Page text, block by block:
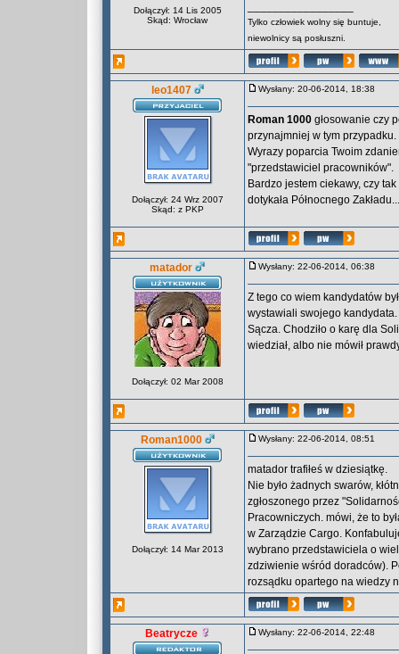
Dołączył: 14 Lis 2005
Skąd: Wrocław
Tylko człowiek wolny się buntuje,
niewolnicy są posłuszni.
leo1407
Dołączył: 24 Wrz 2007
Skąd: z PKP
Wysłany: 20-06-2014, 18:38
Roman 1000 głosowanie czy
przynajmniej w tym przypadku.
Wyrazy poparcia Twoim
"przedstawiciel pracowników".
Bardzo jestem ciekawy, czy
dotykała Północnego
matador
Dołączył: 02 Mar 2008
Wysłany: 22-06-2014, 06:38
Z tego co wiem kandydatów
wystawiali swojego
Sącza. Chodziło o karę dla
wiedział, albo nie mówił
Roman1000
Dołączył: 14 Mar 2013
Wysłany: 22-06-2014, 08:51
matador trafiłeś w dziesiątkę.
Nie było żadnych swarów,
zgłoszonego przez
Pracowniczych. mówi, że to
w Zarządzie Cargo.
wybrano przedstawiciela o
zdziwienie wśród doradców).
rozsądku opartego na wiedzy
Beatrycze Wysłany: 22-06-2014, 22:48